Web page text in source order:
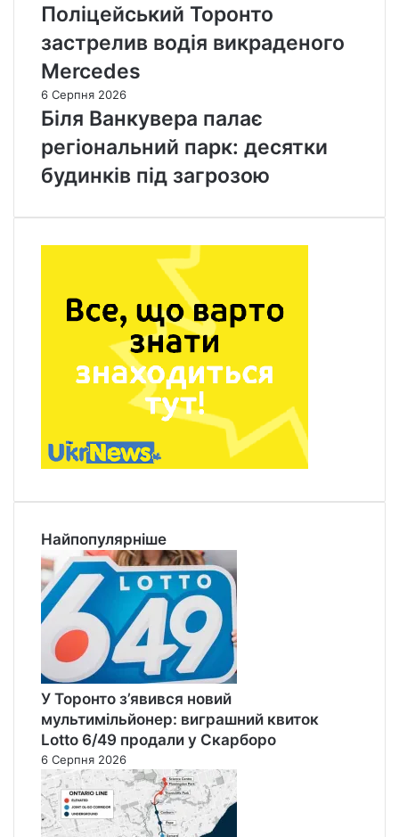
Поліцейський Торонто
застрелив водія викраденого
Mercedes
6 Серпня 2026
Біля Ванкувера палає
регіональний парк: десятки
будинків під загрозою
Найпопулярніше
У Торонто з’явився новий
мультимільйонер: виграшний квиток
Lotto 6/49 продали у Скарборо
6 Серпня 2026